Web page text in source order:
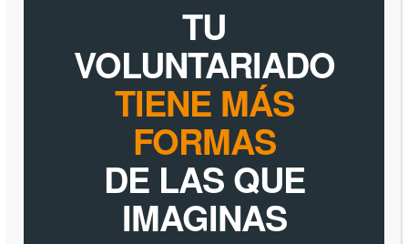
TU
VOLUNTARIADO
TIENE MÁS
FORMAS
DE LAS QUE
IMAGINAS